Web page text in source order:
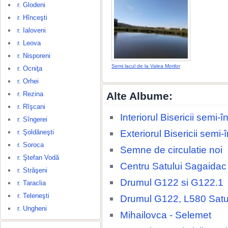
r. Glodeni
r. Hînceşti
r. Ialoveni
r. Leova
r. Nisporeni
r. Ocniţa
r. Orhei
r. Rezina
r. Rîşcani
r. Sîngerei
r. Şoldăneşti
r. Soroca
r. Ştefan Vodă
r. Străşeni
r. Taraclia
r. Teleneşti
r. Ungheni
Semi lacul de la Valea Morilor
Alte Albume:
Interiorul Bisericii semi-
Exteriorul Bisericii
Semne de circulatie noi
Centru Satului Sagaidac
Drumul G122 si G122.1
Drumul G122, L580
Mihailovca - Selemet